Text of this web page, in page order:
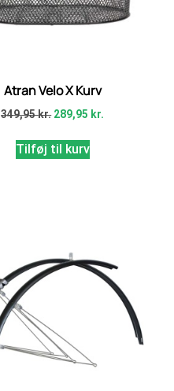
Atran Velo X Kurv
349,95kr. 289,95 kr.
Tilføj til kurv